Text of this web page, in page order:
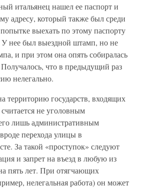
итальянец нашел ее паспорт и
адресу, который также был среди
выехать по этому паспорту
У нее был выездной штамп, но не
и при этом она опять собиралась
что в предыдущий раз
нелегально.
территорию государств, входящих
не уголовным
лишь административным
перехода улицы в
За такой «проступок» следуют
и запрет на въезд в любую из
пять лет. При отягчающих
нелегальная работа) он может